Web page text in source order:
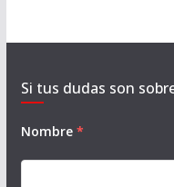
Si tus dudas son
Nombre *